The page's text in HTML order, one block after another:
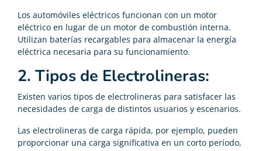
Los automóviles eléctricos funcionan con un motor
eléctrico en lugar de un motor de combustión interna.
Utilizan baterías recargables para almacenar la energía
eléctrica necesaria para su funcionamiento.
2. Tipos de Electrolineras:
Existen varios tipos de electrolineras para satisfacer las
necesidades de carga de distintos usuarios y escenarios.
Las electrolineras de carga rápida, por ejemplo, pueden
proporcionar una carga significativa en un corto período,